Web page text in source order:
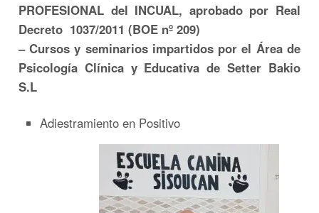
PROFESIONAL del INCUAL, aprobado por Real
Decreto 1037/2011 (BOE nº 209)
– Cursos y seminarios impartidos por el Área de
Psicología Clínica y Educativa de Setter Bakio
S.L
Adiestramiento en Positivo